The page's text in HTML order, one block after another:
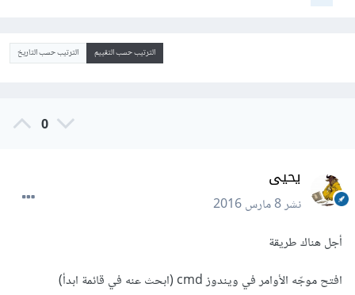
الترتيب حسب التقييم الترتيب حسب التاريخ
0
يحيى
نشر8 مارس 2016
أجل هناك طريقة
افتح موجّه الأوامر في ويندوز cmd (ابحث عنه في قائمة ابدأ)